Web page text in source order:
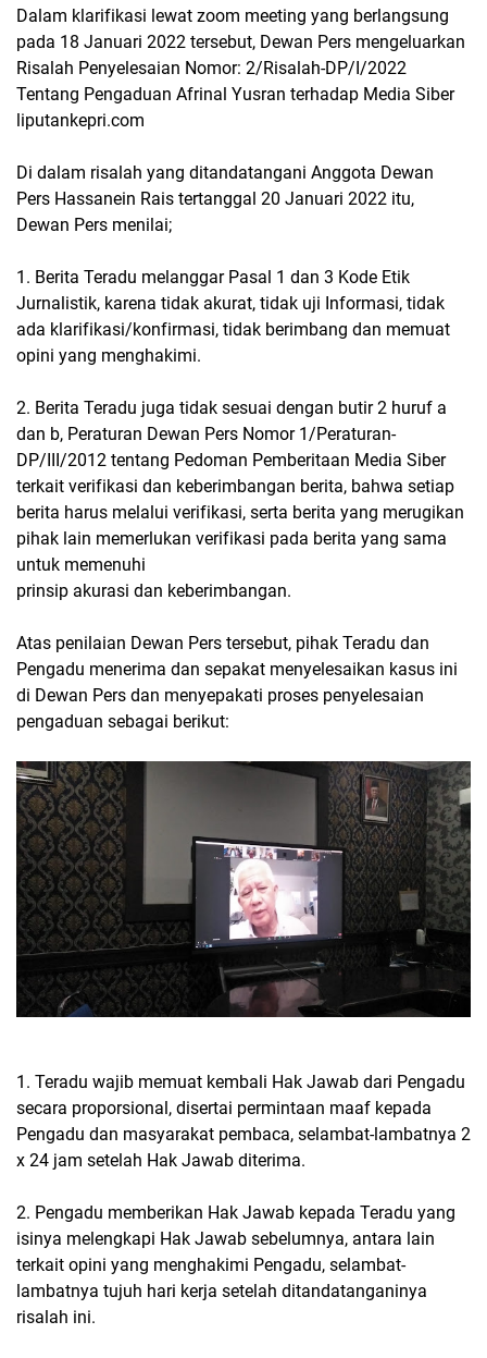
Dalam klarifikasi lewat zoom meeting yang berlangsung
pada 18 Januari 2022 tersebut, Dewan Pers mengeluarkan
Risalah Penyelesaian Nomor: 2/Risalah-DP/I/2022
Tentang Pengaduan Afrinal Yusran terhadap Media Siber
liputankepri.com
Di dalam risalah yang ditandatangani Anggota Dewan
Pers Hassanein Rais tertanggal 20 Januari 2022 itu,
Dewan Pers menilai;
1. Berita Teradu melanggar Pasal 1 dan 3 Kode Etik
Jurnalistik, karena tidak akurat, tidak uji Informasi, tidak
ada klarifikasi/konfirmasi, tidak berimbang dan memuat
opini yang menghakimi.
2. Berita Teradu juga tidak sesuai dengan butir 2 huruf a
dan b, Peraturan Dewan Pers Nomor 1/Peraturan-
DP/III/2012 tentang Pedoman Pemberitaan Media Siber
terkait verifikasi dan keberimbangan berita, bahwa setiap
berita harus melalui verifikasi, serta berita yang merugikan
pihak lain memerlukan verifikasi pada berita yang sama
untuk memenuhi
prinsip akurasi dan keberimbangan.
Atas penilaian Dewan Pers tersebut, pihak Teradu dan
Pengadu menerima dan sepakat menyelesaikan kasus ini
di Dewan Pers dan menyepakati proses penyelesaian
pengaduan sebagai berikut:
1. Teradu wajib memuat kembali Hak Jawab dari Pengadu
secara proporsional, disertai permintaan maaf kepada
Pengadu dan masyarakat pembaca, selambat-lambatnya 2
x 24 jam setelah Hak Jawab diterima.
2. Pengadu memberikan Hak Jawab kepada Teradu yang
isinya melengkapi Hak Jawab sebelumnya, antara lain
terkait opini yang menghakimi Pengadu, selambat-
lambatnya tujuh hari kerja setelah ditandatanganinya
risalah ini.